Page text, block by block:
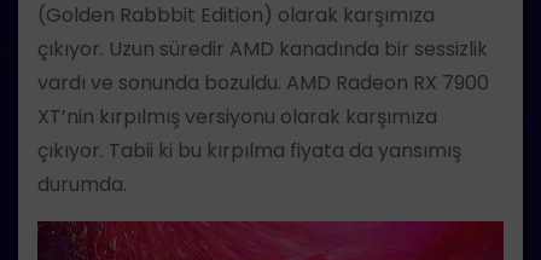
(Golden Rabbbit Edition) olarak karşımıza
çıkıyor. Uzun süredir AMD kanadında bir sessizlik
vardı ve sonunda bozuldu. AMD Radeon RX 7900
XT’nin kırpılmış versiyonu olarak karşımıza
çıkıyor. Tabii ki bu kırpılma fiyata da yansımış
durumda.